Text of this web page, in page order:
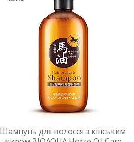
Шампунь для волосся з кінським